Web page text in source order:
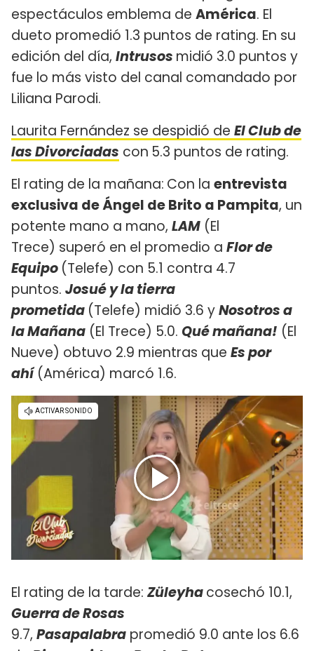
espectáculos emblema de América. El
dueto promedió 1.3 puntos de rating. En su
edición del día, Intrusos midió 3.0 puntos y
fue lo más visto del canal comandado por
Liliana Parodi.
Laurita Fernández se despidió de El Club de
las Divorciadas con 5.3 puntos de rating.
El rating de la mañana: Con la entrevista
exclusiva de Ángel de Brito a Pampita, un
potente mano a mano, LAM (El
Trece) superó en el promedio a ​ Flor de
Equipo (Telefe) con 5.1 contra 4.7
puntos. Josué y la tierra
prometida (Telefe) midió 3.6 yNosotros a
la Mañana (El Trece) 5.0. Qué mañana! (El
Nueve) obtuvo 2.9 mientras que Es por
ahí(América) marcó 1.6.
El rating de la tarde: Züleyhacosechó 10.1,
Guerra de Rosas
9.7, Pasapalabra promedió 9.0 ante los 6.6